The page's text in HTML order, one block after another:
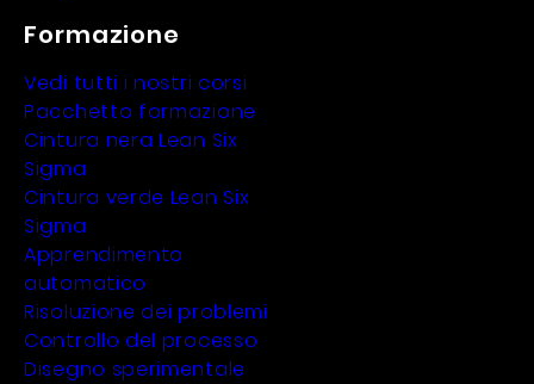
Formazione
Vedi tutti i nostri corsi
Pacchetto formazione
Cintura nera Lean Six
Sigma
Cintura verde Lean Six
Sigma
Apprendimento
automatico
Risoluzione dei problemi
Controllo del processo
Disegno sperimentale